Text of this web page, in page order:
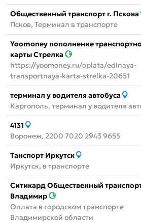
Общественный транспорт г. Пскова
Псков, Терминал в транспорте
Yoomoney пополнение
карты Стрелка
https://yoomoney.ru/oplata/edinaya-
transportnaya-karta-strelka-20651
терминал у водителя автобуса
Каргополь, терминал у водителя
4131
Воронеж, 2200 7020 2943 9655
Танспорт Иркутск
Иркутск, в транспорте
Ситикард Общественный
Владимир
Оплата в городском транспорте
Владимирской области